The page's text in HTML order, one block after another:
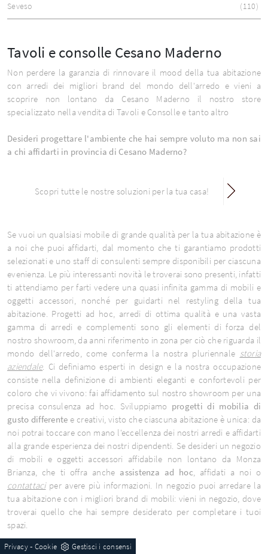
Seveso 110
Tavoli e consolle Cesano Maderno
Non perdere la garanzia di rinnovare il mood della tua abitazione
con arredi dei migliori brand del mondo dell'arredo e vieni a
scoprire non lontano da Cesano Maderno il nostro store
specializzato nella vendita di Tavoli e Consolle e tanto altro
Desideri progettare l'ambiente che hai sempre voluto ma non sai
a chi affidarti in provincia di Cesano Maderno?
Scopri tutte le nostre soluzioni per la tua casa!
Se vuoi un qualsiasi mobile di grande qualità per la tua abitazione è
a noi che puoi affidarti, dal momento che ti garantiamo prodotti
selezionati e uno staff di consulenti sempre disponibili per ciascuna
evenienza. Le più interessanti novità le troverai sono presenti, infatti
ti attendiamo per farti vedere una quasi infinita gamma di mobili e
oggetti accessori, nonché per guidarti nel restyling della tua
abitazione. Progetti ad hoc, arredi di ottima qualità e una vasta
gamma di arredi e complementi sono gli elementi di forza del
nostro showroom, da anni riferimento in zona per ciò che riguarda il
mondo dell'arredo, come conferma la nostra pluriennale storia
aziendale. Ci definiamo esperti in design e la nostra occupazione
consiste nella definizione di ambienti eleganti e confortevoli per
coloro che vi vivono: fai affidamento sul nostro showroom per una
precisa consulenza ad hoc. Sviluppiamo progetti di mobilia di
gusto differente e creativi, visto che ciascuna abitazione è unica: da
noi potrai toccare con mano l'eccellenza dei nostri arredi e affidarti
alla grande esperienza dei nostri dipendenti. Se desideri un negozio
di mobili e oggetti accessori affidabile non lontano da Monza
Brianza, che ti offra anche assistenza ad hoc, affidati a noi o
contattaciper avere più informazioni. In negozio puoi arredare la
tua abitazione con i migliori brand di mobili: vieni in negozio, dove
troverai quello che hai sempre desiderato per completare i tuoi
spazi.
Privacy- Cookie Gestisci i consensi